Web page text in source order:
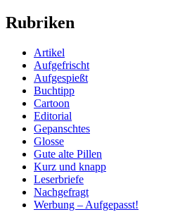
Rubriken
Artikel
Aufgefrischt
Aufgespießt
Buchtipp
Cartoon
Editorial
Gepanschtes
Glosse
Gute alte Pillen
Kurz und knapp
Leserbriefe
Nachgefragt
Werbung – Aufgepasst!